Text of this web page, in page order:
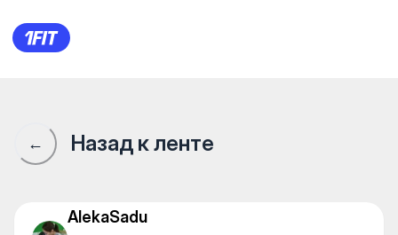
Фитнес центр при отеле
← Назад к ленте
AlekaSadu